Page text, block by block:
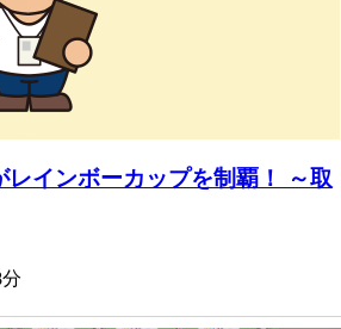
レインボーカップを制覇！ ～取